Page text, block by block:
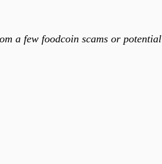
a few foodcoin scams or